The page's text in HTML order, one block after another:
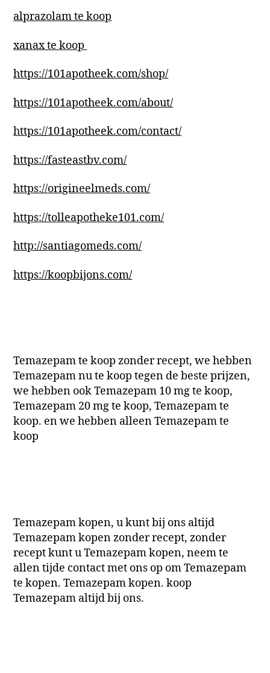
alprazolam te koop
xanax te koop
https://101apotheek.com/shop/
https://101apotheek.com/about/
https://101apotheek.com/contact/
https://fasteastbv.com/
https://origineelmeds.com/
https://tolleapotheke101.com/
http://santiagomeds.com/
https://koopbijons.com/
Temazepam te koop zonder recept, we hebben
Temazepam nu te koop tegen de beste prijzen,
we hebben ook Temazepam 10 mg te koop,
Temazepam 20 mg te koop, Temazepam te
koop. en we hebben alleen Temazepam te
koop
Temazepam kopen, u kunt bij ons altijd
Temazepam kopen zonder recept, zonder
recept kunt u Temazepam kopen, neem te
allen tijde contact met ons op om Temazepam
te kopen. Temazepam kopen. koop
Temazepam altijd bij ons.